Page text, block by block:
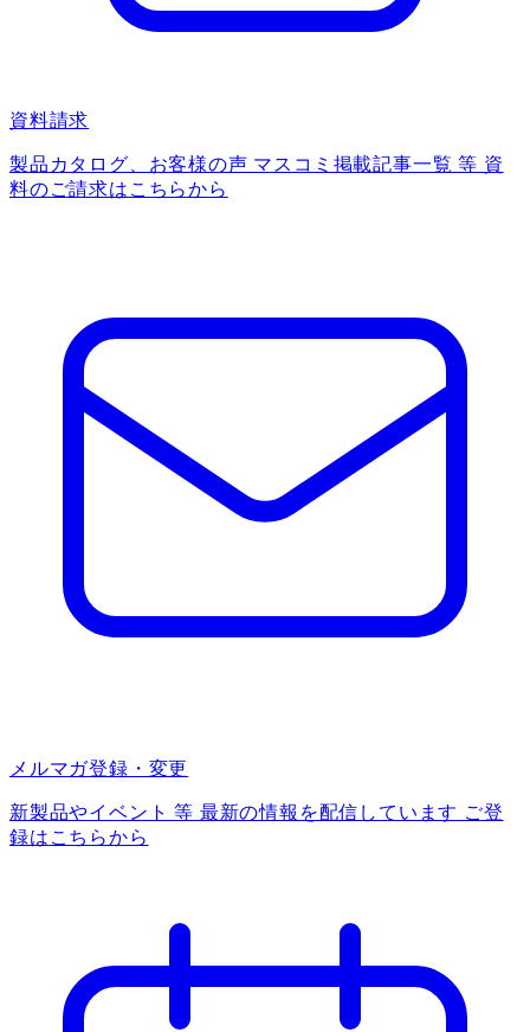
資料請求
製品カタログ、お客様の声 マスコミ掲載記事一覧 等 資
料のご請求はこちらから
メルマガ登録・変更
新製品やイベント 等 最新の情報を配信しています ご登
録はこちらから